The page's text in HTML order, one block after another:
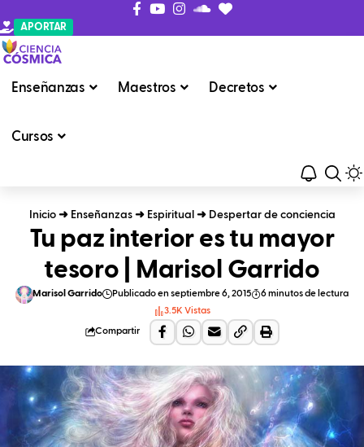
APORTAR
Enseñanzas Maestros Decretos
Cursos
Inicio➜ Enseñanzas➜ Espiritual ➜ Despertar de conciencia
Tu paz interior es tu mayor
tesoro | Marisol Garrido
Marisol Garrido Publicado en septiembre 6, 2015
6 minutos de lectura
3.5K Vistas
Compartir